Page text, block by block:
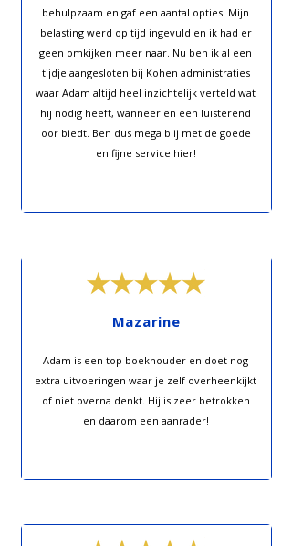
behulpzaam en gaf een aantal opties. Mijn
belasting werd op tijd ingevuld en ik had er
geen omkijken meer naar. Nu ben ik al een
tijdje aangesloten bij Kohen administraties
waar Adam altijd heel inzichtelijk verteld wat
hij nodig heeft, wanneer en een luisterend
oor biedt. Ben dus mega blij met de goede
en fijne service hier!
Mazarine
Adam is een top boekhouder en doet nog
extra uitvoeringen waar je zelf overheenkijkt
of niet overna denkt. Hij is zeer betrokken
en daarom een aanrader!